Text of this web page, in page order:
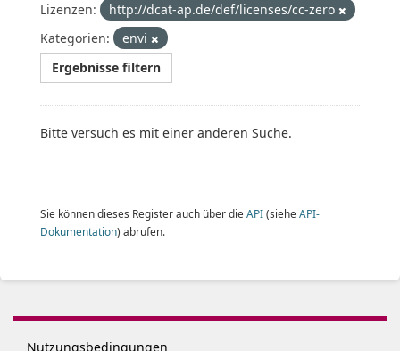
Lizenzen:
http://dcat-ap.de/def/licenses/cc-zero
Kategorien:
envi
Ergebnisse filtern
Bitte versuch es mit einer anderen Suche.
Sie können dieses Register auch über die API(siehe API-
Dokumentation) abrufen.
Nutzungsbedingungen